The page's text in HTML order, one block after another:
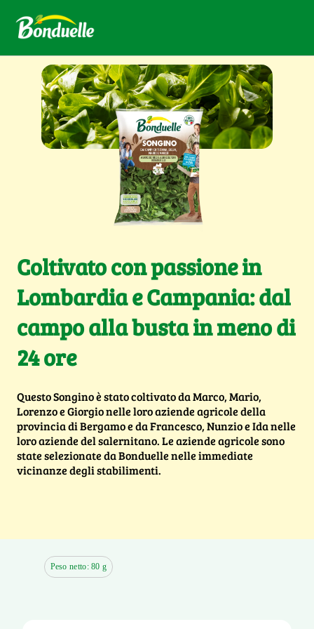
Coltivato con passione in
Lombardia e Campania: dal
campo alla busta in meno di
24 ore
Questo Songino è stato coltivato da Marco, Mario,
Lorenzo e Giorgio nelle loro aziende agricole della
provincia di Bergamo e da Francesco, Nunzio e Ida nelle
loro aziende del salernitano. Le aziende agricole sono
state selezionate da Bonduelle nelle immediate
vicinanze degli stabilimenti.
Peso netto: 80 g